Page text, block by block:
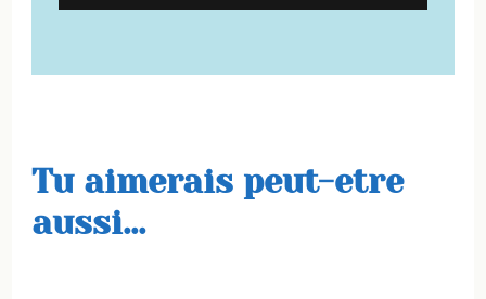
Tu aimerais peut-etre
aussi...